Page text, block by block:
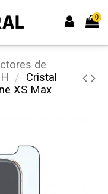
0
de
Cristal
XS Max